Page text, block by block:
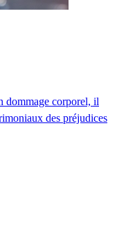
dommage corporel, il
des préjudices